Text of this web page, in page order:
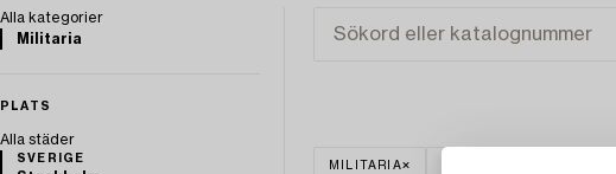
Alla kategorier
Militaria
PLATS
Alla städer
SVERIGE
MILITARIA